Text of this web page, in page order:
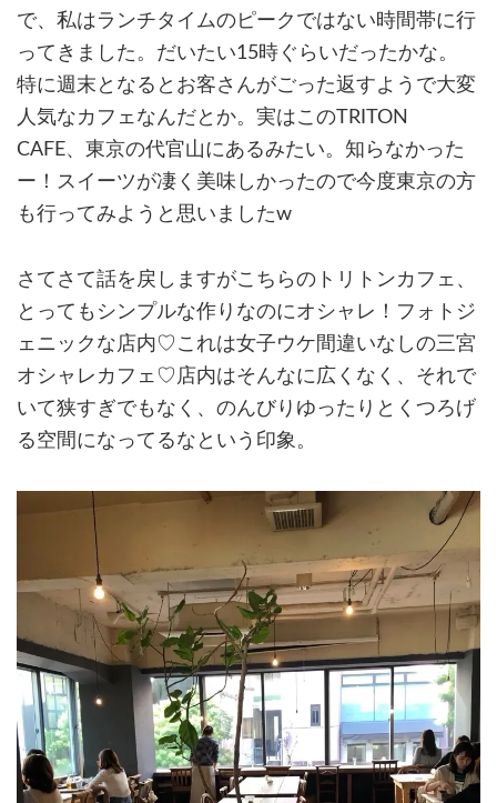
で、私はランチタイムのピークではない時間帯に行
ってきました。だいたい15時ぐらいだったかな。
特に週末となるとお客さんがごった返すようで大変
人気なカフェなんだとか。実はこのTRITON
CAFE、東京の代官山にあるみたい。知らなかった
ー！スイーツが凄く美味しかったので今度東京の方
も行ってみようと思いましたw
さてさて話を戻しますがこちらのトリトンカフェ、
とってもシンプルな作りなのにオシャレ！フォトジ
ェニックな店内♡これは女子ウケ間違いなしの三宮
オシャレカフェ♡店内はそんなに広くなく、それで
いて狭すぎでもなく、のんびりゆったりとくつろげ
る空間になってるなという印象。